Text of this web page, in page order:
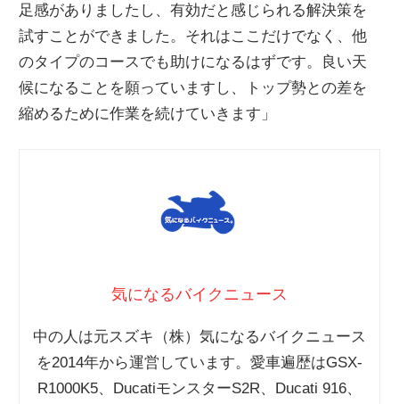
足感がありましたし、有効だと感じられる解決策を
試すことができました。それはここだけでなく、他
のタイプのコースでも助けになるはずです。良い天
候になることを願っていますし、トップ勢との差を
縮めるために作業を続けていきます」
気になるバイクニュース
中の人は元スズキ（株）気になるバイクニュース
を2014年から運営しています。愛車遍歴はGSX-
R1000K5、DucatiモンスターS2R、Ducati 916、